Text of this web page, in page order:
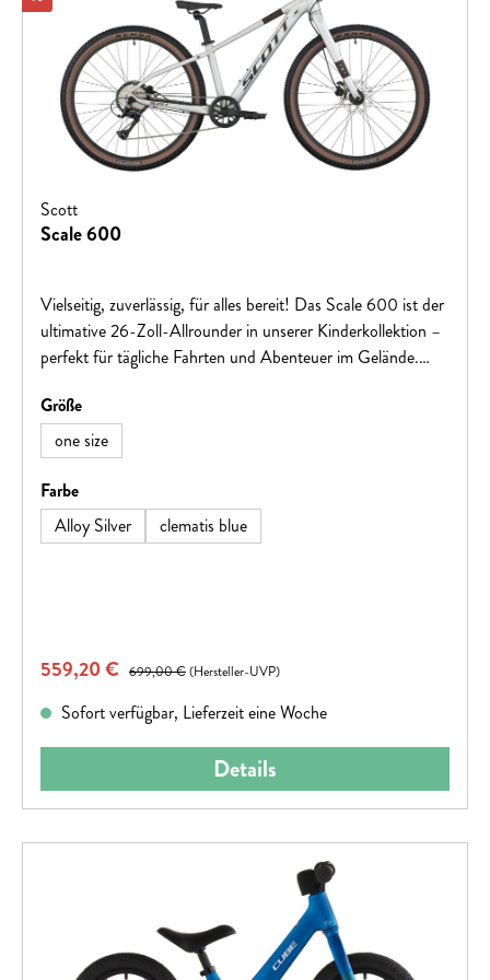
Scott
Scale 600
Vielseitig, zuverlässig, für alles bereit! Das Scale 600 ist der
ultimative 26-Zoll-Allrounder in unserer Kinderkollektion –
perfekt für tägliche Fahrten und Abenteuer im Gelände.
Fahrer bietet es einen leichten, einfach zu handhabenden
Rahmen mit der Haltbarkeit, um jede Strecke zu meistern.
Hinweis: Fahrradspezifikationen können ohne vorherige
Ankündigung geändert werden.
Größeauswählen
one size
Farbeauswählen
Alloy Silver
clematis blue
Verkaufspreis:
559,20 € Regulärer Preis:
699,00 €(Hersteller-UVP)
Sofort verfügbar, Lieferzeit eine Woche
Details